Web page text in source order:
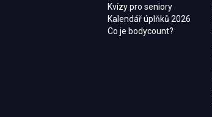
Kvízy pro seniory
Kalendář úplňků 2026
Co je bodycount?